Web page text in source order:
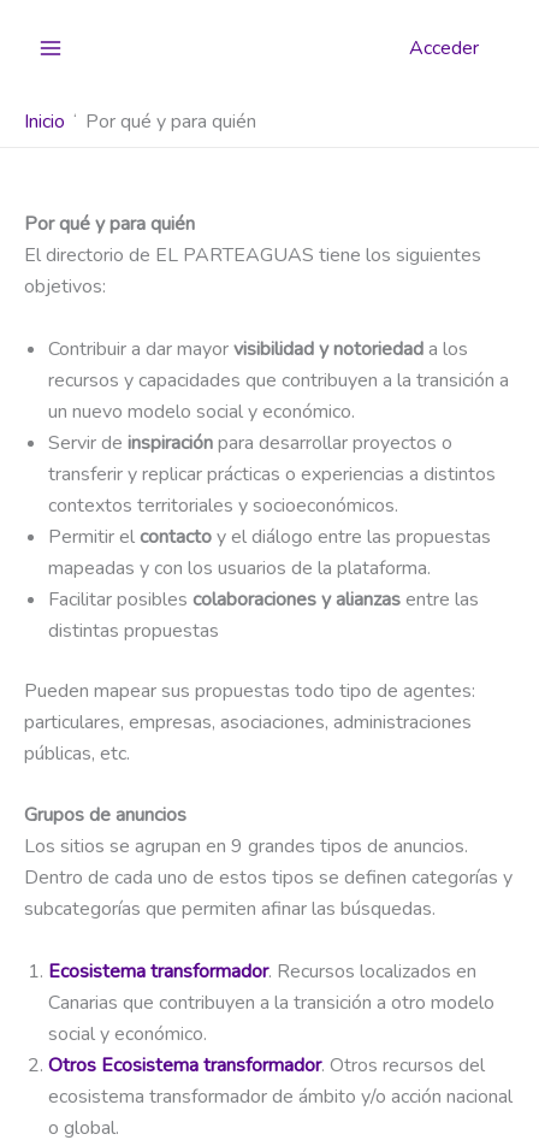
Acceder
Inicio Por qué y para quién
Por qué y para quién
El directorio de EL PARTEAGUAS tiene los siguientes
objetivos:
Contribuir a dar mayorvisibilidad y notoriedada los
recursos y capacidades que contribuyen a la transición a
un nuevo modelo social y económico.
Servir de inspiraciónpara desarrollar proyectos o
transferir y replicar prácticas o experiencias a distintos
contextos territoriales y socioeconómicos.
Permitir elcontactoy el diálogo entre las propuestas
mapeadas y con los usuarios de la plataforma.
Facilitar posibles colaboraciones y alianzasentre las
distintas propuestas
Pueden mapear sus propuestas todo tipo de agentes:
particulares, empresas, asociaciones, administraciones
públicas, etc.
Grupos de anuncios
Los sitios se agrupan en 9 grandes tipos de anuncios.
Dentro de cada uno de estos tipos se definen categorías y
subcategorías que permiten afinar las búsquedas.
Ecosistema transformador. Recursos localizados en
Canarias que contribuyen a la transición a otro modelo
social y económico.
Otros Ecosistema transformador. Otros recursos del
ecosistema transformador de ámbito y/o acción nacional
o global.